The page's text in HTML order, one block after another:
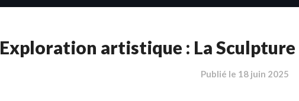
Exploration artistique : La Sculpture
Publié le 18 juin 2025